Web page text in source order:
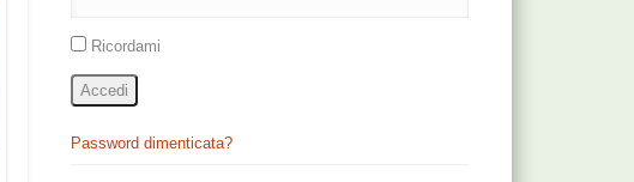
Ricordami
Accedi
Password dimenticata?